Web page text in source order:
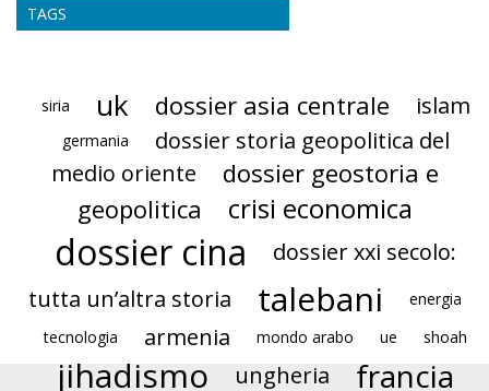
TAGS
siria uk dossier asia centrale islam
germania
dossier storia geopolitica del
medio oriente
dossier geostoria e
geopolitica
crisi economica
dossier cina
dossier xxi secolo:
tutta un’altra storia
talebani
energia
tecnologia
armenia mondo arabo ue shoah
jihadismo ungheria francia